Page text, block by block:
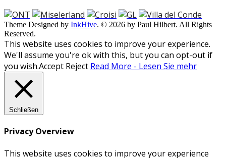
Theme Designed by InkHive. © 2026 by Paul Hilbert. All Rights
Reserved.
This website uses cookies to improve your experience.
We'll assume you're ok with this, but you can opt-out if
you wish.Accept Reject Read More - Lesen Sie mehr
Schließen
Privacy Overview
This website uses cookies to improve your experience